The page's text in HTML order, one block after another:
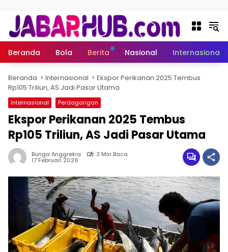
Beranda Bola Berita Nasional Internasional
Beranda Internasional
Ekspor Perikanan 2025 Tembus
Rp105 Triliun, AS Jadi Pasar Utama
Internasional Perdagangan
Ekspor Perikanan 2025 Tembus
Rp105 Triliun, AS Jadi Pasar Utama
Bunga Anggrekia 3 Min Baca
17 Februari 2026